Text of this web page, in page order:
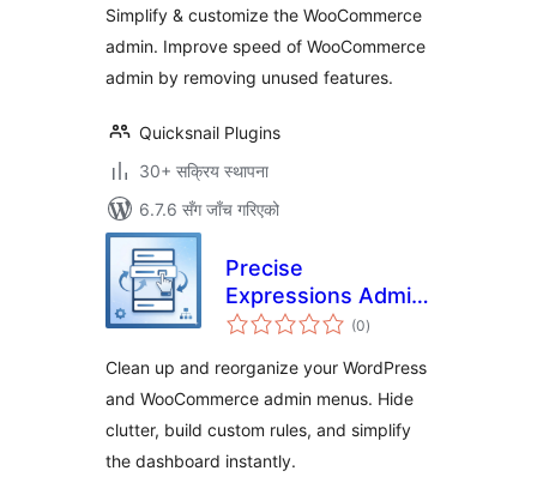
admin & simplify
Simplify & customize the WooCommerce
admin. Improve speed of WooCommerce
admin by removing unused features.
Quicksnail Plugins
30+ सक्रिय स्थापना
6.7.6 सँग जाँच गरिएको
Precise
Expressions Admin
Menu Reorganizer
(0कुल
रेटिङ्गहरू
)
Clean up and reorganize your WordPress
and WooCommerce admin menus. Hide
clutter, build custom rules, and simplify
the dashboard instantly.